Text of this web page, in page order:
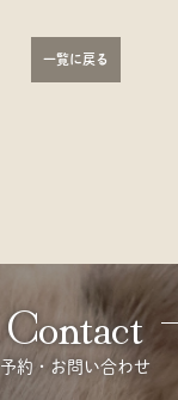
一覧に戻る
Contact
予約・お問い合わせ